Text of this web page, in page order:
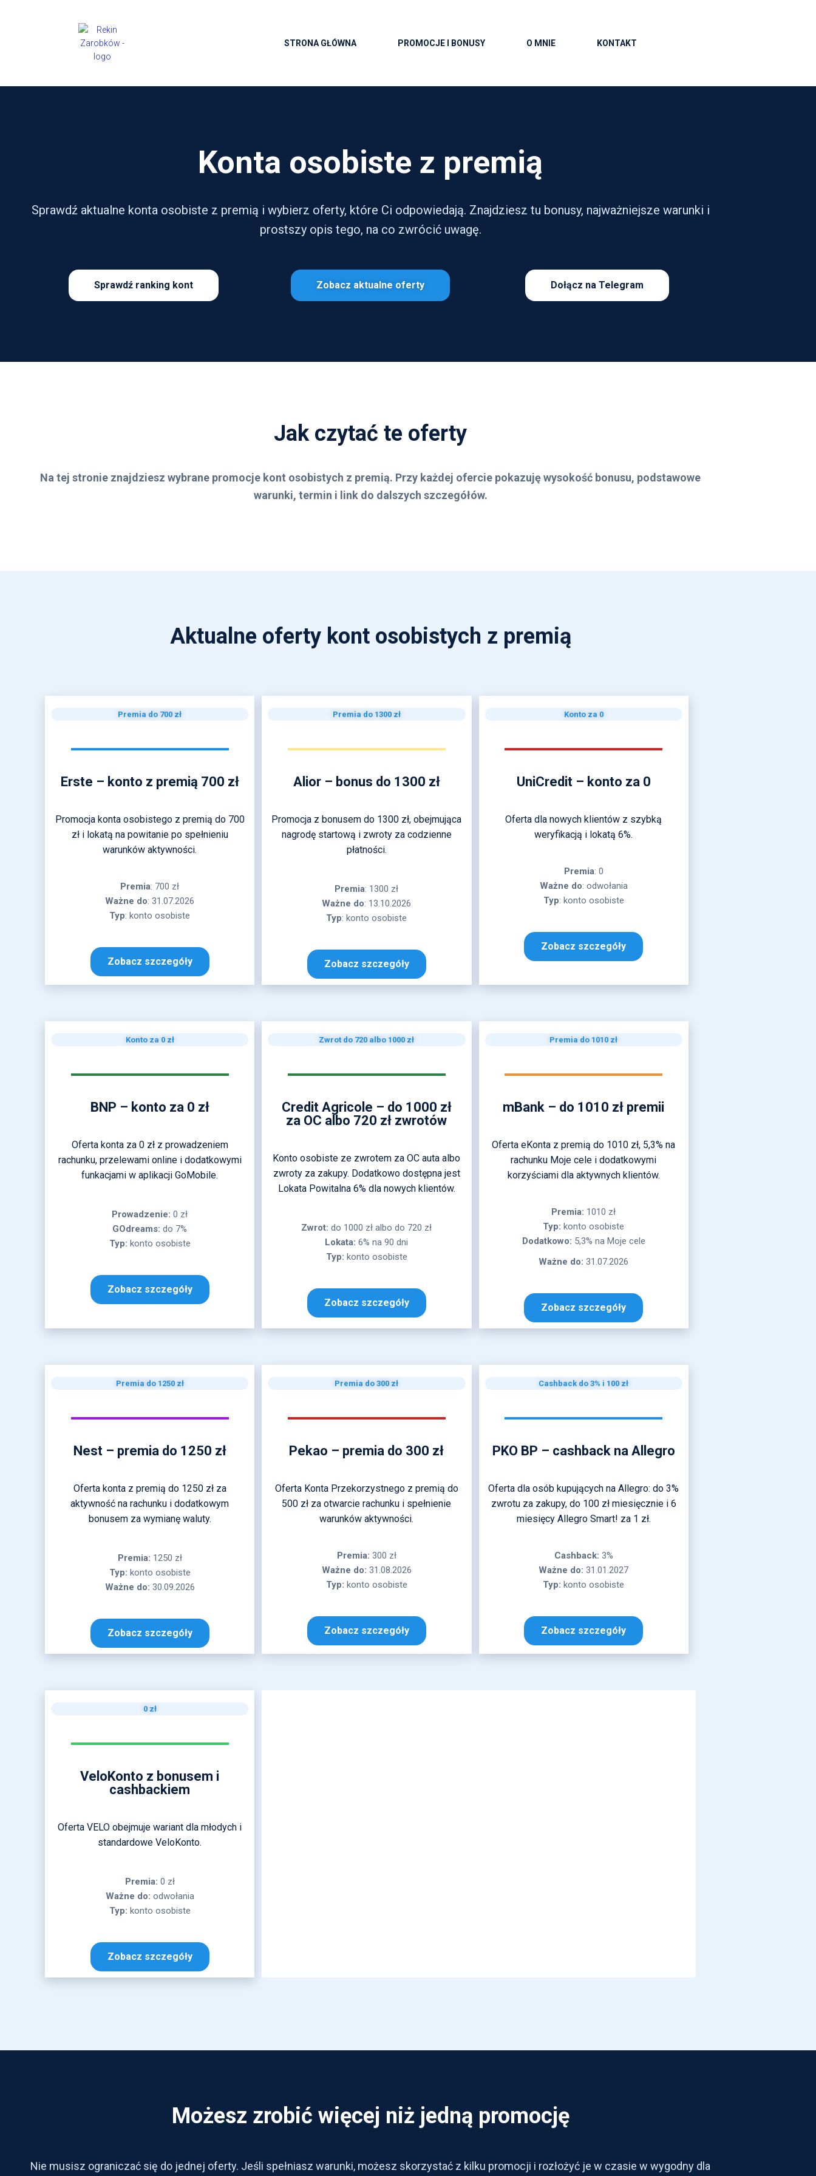
STRONA GŁÓWNA PROMOCJE I BONUSY O MNIE KONTAKT
Konta osobiste z premią
Sprawdź aktualne konta osobiste z premią i wybierz oferty, które Ci odpowiedają. Znajdziesz tu bonusy, najważniejsze warunki i
prostszy opis tego, na co zwrócić uwagę.
Sprawdź ranking kont Zobacz aktualne oferty Dołącz na Telegram
Jak czytać te oferty
Na tej stronie znajdziesz wybrane promocje kont osobistych z premią. Przy każdej ofercie pokazuję wysokość bonusu, podstawowe
warunki, termin i link do dalszych szczegółów.
Aktualne oferty kont osobistych z premią
Premia do 700 zł
Erste – konto z premią 700 zł
Promocja konta osobistego z premią do 700
zł i lokatą na powitanie po spełnieniu
warunków aktywności.
Premia: 700 zł
Ważne do: 31.07.2026
Typ: konto osobiste
Zobacz szczegóły
Premia do 1300 zł
Alior – bonus do 1300 zł
Promocja z bonusem do 1300 zł, obejmująca
nagrodę startową i zwroty za codzienne
płatności.
Premia: 1300 zł
Ważne do: 13.10.2026
Typ: konto osobiste
Zobacz szczegóły
Konto za 0
UniCredit – konto za 0
Oferta dla nowych klientów z szybką
weryfikacją i lokatą 6%.
Premia: 0
Ważne do: odwołania
Typ: konto osobiste
Zobacz szczegóły
Konto za 0 zł
BNP – konto za 0 zł
Oferta konta za 0 zł z prowadzeniem
rachunku, przelewami online i dodatkowymi
funkacjami w aplikacji GoMobile.
Prowadzenie: 0 zł
GOdreams: do 7%
Typ: konto osobiste
Zobacz szczegóły
Zwrot do 720 albo 1000 zł
Credit Agricole – do 1000 zł
za OC albo 720 zł zwrotów
Konto osobiste ze zwrotem za OC auta albo
zwroty za zakupy. Dodatkowo dostępna jest
Lokata Powitalna 6% dla nowych klientów.
Zwrot: do 1000 zł albo do 720 zł
Lokata: 6% na 90 dni
Typ: konto osobiste
Zobacz szczegóły
Premia do 1010 zł
mBank – do 1010 zł premii
Oferta eKonta z premią do 1010 zł, 5,3% na
rachunku Moje cele i dodatkowymi
korzyściami dla aktywnych klientów.
Premia: 1010 zł
Typ: konto osobiste
Dodatkowo: 5,3% na Moje cele
Ważne do:31.07.2026
Zobacz szczegóły
Premia do 1250 zł
Nest – premia do 1250 zł
Oferta konta z premią do 1250 zł za
aktywność na rachunku i dodatkowym
bonusem za wymianę waluty.
Premia: 1250 zł
Typ: konto osobiste
Ważne do: 30.09.2026
Zobacz szczegóły
Premia do 300 zł
Pekao – premia do 300 zł
Oferta Konta Przekorzystnego z premią do
500 zł za otwarcie rachunku i spełnienie
warunków aktywności.
Premia: 300 zł
Ważne do: 31.08.2026
Typ: konto osobiste
Zobacz szczegóły
Cashback do 3% i 100 zł
PKO BP – cashback na Allegro
Oferta dla osób kupujących na Allegro: do 3%
zwrotu za zakupy, do 100 zł miesięcznie i 6
miesięcy Allegro Smart! za 1 zł.
Cashback: 3%
Ważne do: 31.01.2027
Typ: konto osobiste
Zobacz szczegóły
0 zł
VeloKonto z bonusem i
cashbackiem
Oferta VELO obejmuje wariant dla młodych i
standardowe VeloKonto.
Premia: 0 zł
Ważne do: odwołania
Typ: konto osobiste
Zobacz szczegóły
Możesz zrobić więcej niż jedną promocję
Nie musisz ograniczać się do jednej oferty. Jeśli spełniasz warunki, możesz skorzystać z kilku promocji i rozłożyć je w czasie w wygodny dla